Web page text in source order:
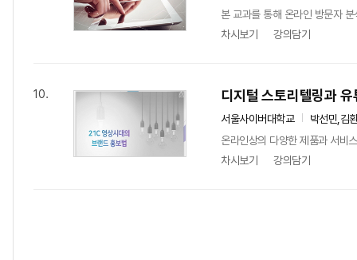
본 교과를 통해 온라인 방문자
차시보기
강의담기
10. 디지털 스토리텔링과
서울사이버대학교
박선민,김
온라인상의 다양한 제품과 서비
차시보기
강의담기